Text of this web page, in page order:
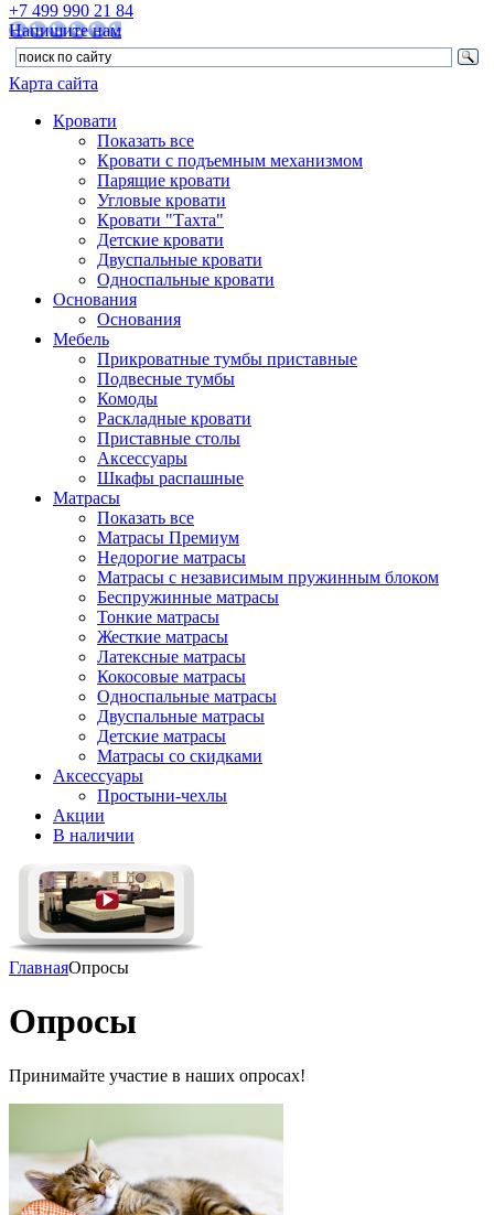
+7 499 990 21 84
Напишите нам
Карта сайта
Кровати
Показать все
Кровати с подъемным механизмом
Парящие кровати
Угловые кровати
Кровати "Тахта"
Детские кровати
Двуспальные кровати
Односпальные кровати
Основания
Основания
Мебель
Прикроватные тумбы приставные
Подвесные тумбы
Комоды
Раскладные кровати
Приставные столы
Аксессуары
Шкафы распашные
Матрасы
Показать все
Матрасы Премиум
Недорогие матрасы
Матрасы с независимым пружинным блоком
Беспружинные матрасы
Тонкие матрасы
Жесткие матрасы
Латексные матрасы
Кокосовые матрасы
Односпальные матрасы
Двуспальные матрасы
Детские матрасы
Матрасы со скидками
Аксессуары
Простыни-чехлы
Акции
В наличии
ГлавнаяОпросы
Опросы
Принимайте участие в наших опросах!